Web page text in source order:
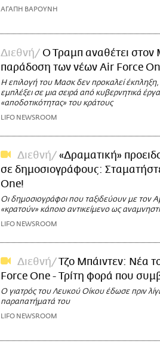
ΑΓΑΠΗ ΒΑΡΟΥΝΗ
Διεθνή
Ο Τραμπ αναθέτει στον
παράδοση των νέων Air Force
Η επιλογή του Μασκ δεν προκαλεί
εμπλέξει σε μια σειρά από κυβερνητικά
«αποδοτικότητας» του κράτους
LIFO NEWSROOM
Διεθνή
«Δραματική»
σε δημοσιογράφους:
One!
Οι δημοσιογράφοι που ταξιδεύουν με τον
«κρατούν» κάποιο αντικείμενο ως
LIFO NEWSROOM
Διεθνή
Τζο Μπάιντεν: Νέα
Force One - Τρίτη φορά που
Ο γιατρός του Λευκού Οίκου έδωσε πριν
παραπατήματά του
LIFO NEWSROOM